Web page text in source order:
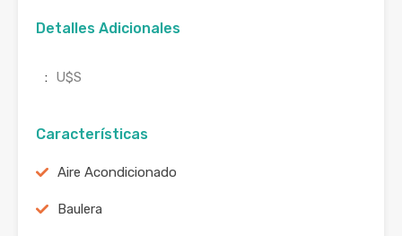
Detalles Adicionales
: U$S
Características
Aire Acondicionado
Baulera